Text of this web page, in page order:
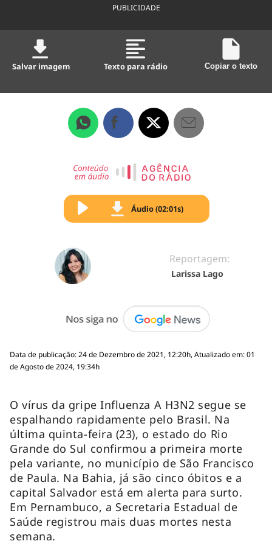
PUBLICIDADE
Salvar imagem Texto para rádio Copiar o texto
Áudio (02:01s)
Reportagem:
Larissa Lago
Data de publicação: 24 de Dezembro de 2021, 12:20h, Atualizado em: 01
de Agosto de 2024, 19:34h
O vírus da gripe Influenza A H3N2 segue se
espalhando rapidamente pelo Brasil. Na
última quinta-feira (23), o estado do Rio
Grande do Sul confirmou a primeira morte
pela variante, no município de São Francisco
de Paula. Na Bahia, já são cinco óbitos e a
capital Salvador está em alerta para surto.
Em Pernambuco, a Secretaria Estadual de
Saúde registrou mais duas mortes nesta
semana.